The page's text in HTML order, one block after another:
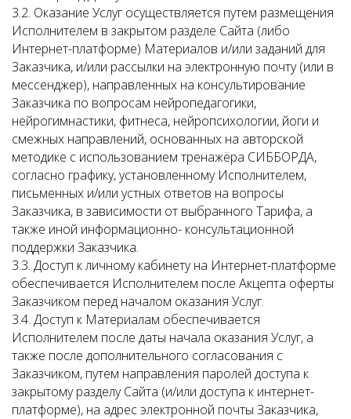
3.2. Оказание Услуг осуществляется путем размещения
Исполнителем в закрытом разделе Сайта (либо
Интернет-платформе) Материалов и/или заданий для
Заказчика, и/или рассылки на электронную почту (или в
мессенджер), направленных на консультирование
Заказчика по вопросам нейропедагогики,
нейрогимнастики, фитнеса, нейропсихологии, йоги и
смежных направлений, основанных на авторской
методике с использованием тренажёра СИББОРДА,
согласно графику, установленному Исполнителем,
письменных и/или устных ответов на вопросы
Заказчика, в зависимости от выбранного Тарифа, а
также иной информационно- консультационной
поддержки Заказчика.
3.3. Доступ к личному кабинету на Интернет-платформе
обеспечивается Исполнителем после Акцепта оферты
Заказчиком перед началом оказания Услуг.
3.4. Доступ к Материалам обеспечивается
Исполнителем после даты начала оказания Услуг, а
также после дополнительного согласования с
Заказчиком, путем направления паролей доступа к
закрытому разделу Сайта (и/или доступа к интернет-
платформе), на адрес электронной почты Заказчика,